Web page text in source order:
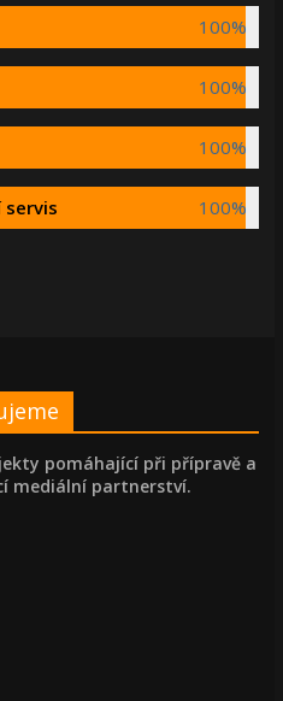
100%
100%
100%
servis 100%
pomáhající při přípravě a
mediální partnerství.